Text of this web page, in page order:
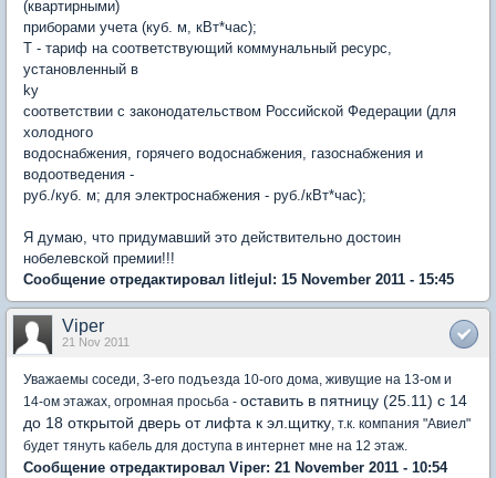
(квартирными)
приборами учета (куб. м, кВт*час);
T - тариф на соответствующий коммунальный ресурс,
установленный в
ky
соответствии с законодательством Российской Федерации (для
холодного
водоснабжения, горячего водоснабжения, газоснабжения и
водоотведения -
руб./куб. м; для электроснабжения - руб./кВт*час);
Я думаю, что придумавший это действительно достоин
нобелевской премии!!!
Сообщение отредактировал litlejul: 15 November 2011 - 15:45
Viper
21 Nov 2011
Уважаемы соседи, 3-его подъезда 10-ого дома, живущие на 13-ом и
14-ом этажах, огромная просьба - оставить в пятницу (25.11) с 14
до 18 открытой дверь от лифта к эл.щитку, т.к. компания "Авиел"
будет тянуть кабель для доступа в интернет мне на 12 этаж.
Сообщение отредактировал Viper: 21 November 2011 - 10:54